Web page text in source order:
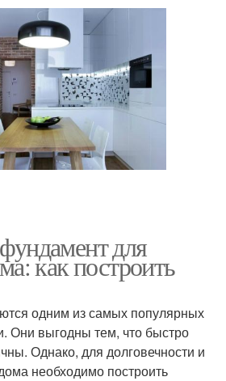
для
как построить
одним из самых популярных
Они выгодны тем, что быстро
Однако, для долговечности и
необходимо построить